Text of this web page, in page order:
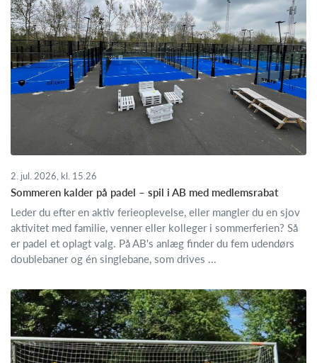
2. jul. 2026, kl. 15.26
Sommeren kalder på padel – spil i AB med medlemsrabat
Leder du efter en aktiv ferieoplevelse, eller mangler du en sjov
aktivitet med familie, venner eller kolleger i sommerferien? Så
er padel et oplagt valg. På AB's anlæg finder du fem udendørs
doublebaner og én singlebane, som drives ...